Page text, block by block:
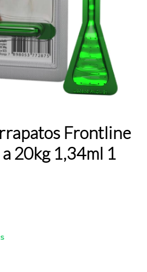
Frontline
20kg 1,34ml 1